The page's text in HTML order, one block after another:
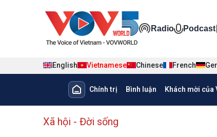
ĐaRadio Podcast
English Vietnamese Chinese French
Main navigation
Chính trị Bình luận Khách mời của
menu phụ tiếng Việt
Xã hội - Đời sống